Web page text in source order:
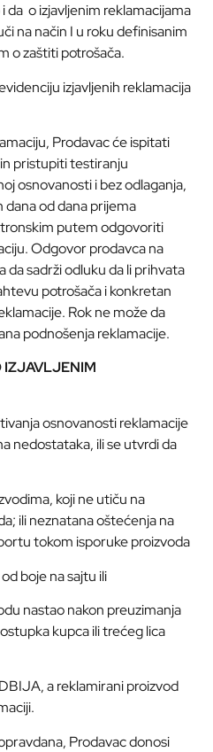
da o izjavljenim reklamacijama
na način I u roku definisanim
o zaštiti potrošača.
izjavljenih reklamacija
Prodavac će ispitati
pristupiti testiranju
osnovanosti ibez odlaganja,
dana od dana prijema
putem odgovoriti
Odgovor prodavca na
da sadrži odluku da li prihvata
potrošača i konkretan
Rok ne može da
podnošenja reklamacije.
IZJAVLJENIM
osnovanosti reklamacije
nedostataka, ili se utvrdi da
koji ne utiču na
ili neznatana oštećenja na
tokom isporuke proizvoda
boje na sajtu ili
nastao nakon preuzimanja
kupca ili trećeg lica
a reklamirani proizvod
Prodavac donosi